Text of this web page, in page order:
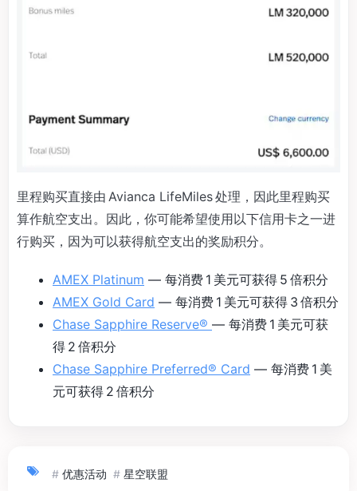
里程购买直接由 Avianca LifeMiles 处理，因此里程购买
算作航空支出。因此，你可能希望使用以下信用卡之一进
行购买，因为可以获得航空支出的奖励积分。
AMEX Platinum — 每消费 1 美元可获得 5 倍积分
AMEX Gold Card — 每消费 1 美元可获得 3 倍积分
Chase Sapphire Reserve® — 每消费 1 美元可获
得 2 倍积分
Chase Sapphire Preferred® Card — 每消费 1 美
元可获得 2 倍积分
# 优惠活动 # 星空联盟